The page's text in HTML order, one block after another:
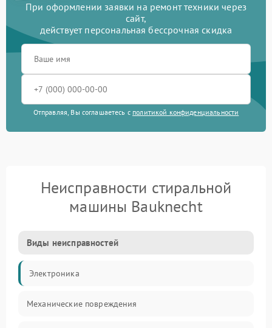
При оформлении заявки на ремонт техники через
сайт,
действует персональная бессрочная скидка
Отправляя, Вы соглашаетесь с политикой конфиденциальности
Неисправности стиральной
машины Bauknecht
Виды неисправностей
Электроника
Механические повреждения